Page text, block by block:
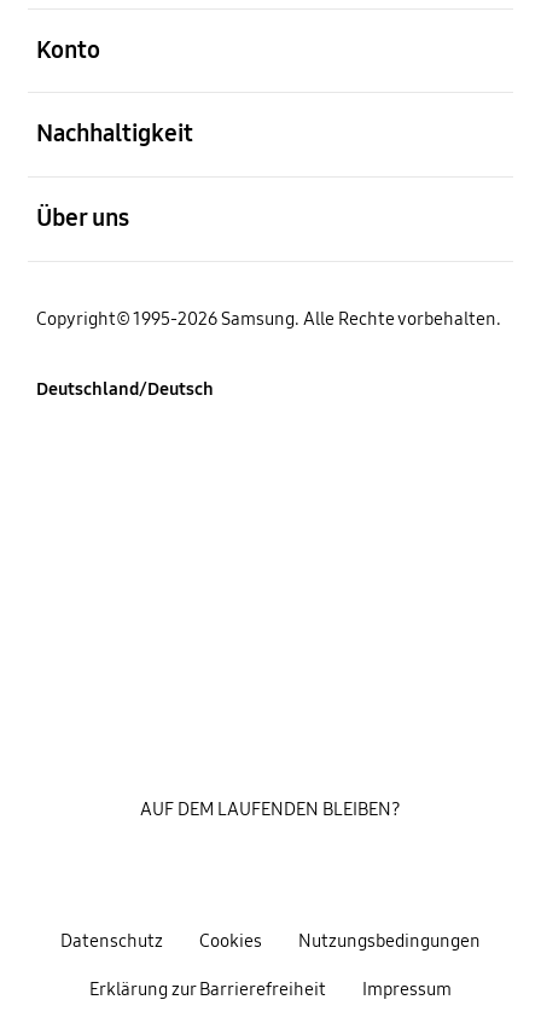
Konto
Nachhaltigkeit
Über uns
Copyright© 1995-2026 Samsung. Alle Rechte vorbehalten.
Deutschland/Deutsch
Datenschutz Cookies Nutzungsbedingungen
Erklärung zur Barrierefreiheit Impressum
AUF DEM LAUFENDEN BLEIBEN?